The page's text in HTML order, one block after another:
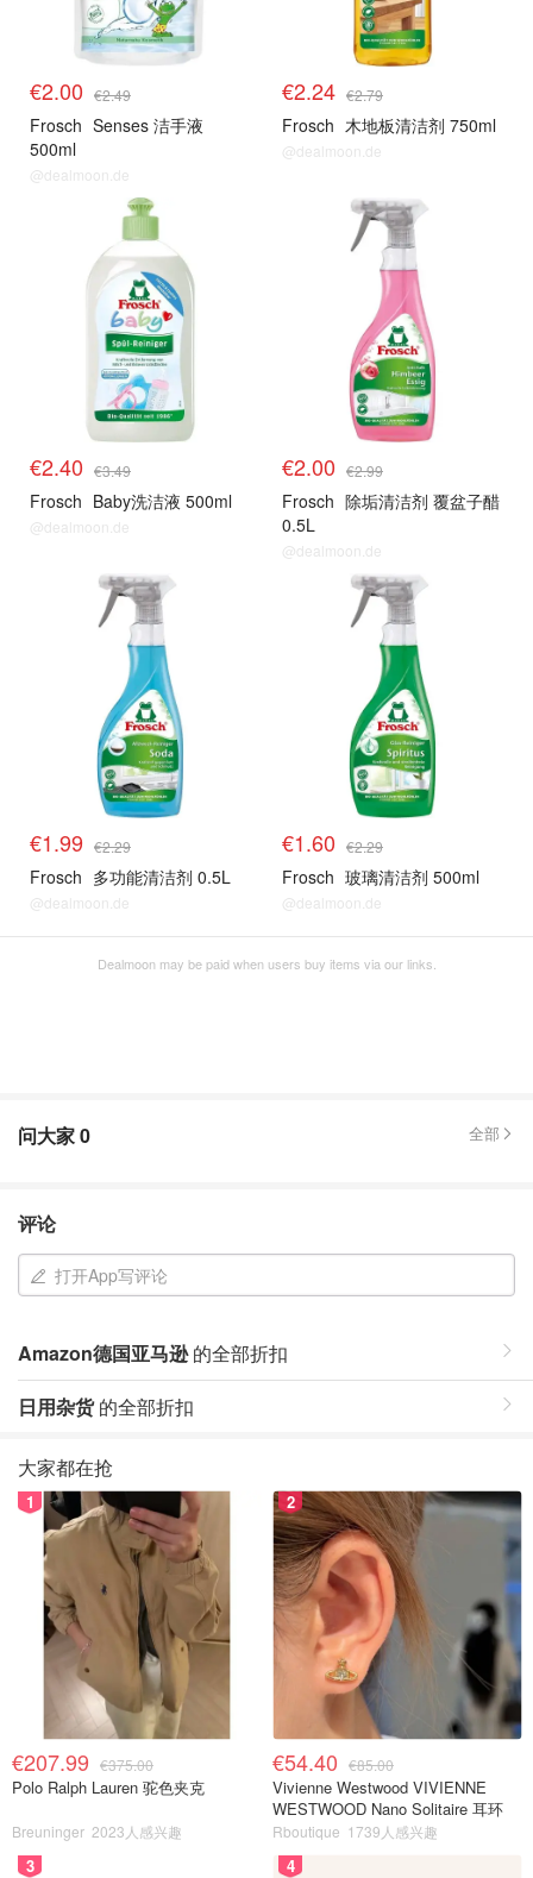
€2.00 €2.49
Frosch Senses 洁手液
500ml
@dealmoon.de
€2.24 €2.79
Frosch 木地板清洁剂 750ml
@dealmoon.de
€2.40 €3.49
Frosch Baby洗洁液 500ml
@dealmoon.de
€2.00 €2.99
Frosch 除垢清洁剂 覆盆子醋
0.5L
@dealmoon.de
€1.99 €2.29
Frosch 多功能清洁剂 0.5L
@dealmoon.de
€1.60 €2.29
Frosch 玻璃清洁剂 500ml
@dealmoon.de
Dealmoon may be paid when users buy items via our links.
问大家0 全部
评论
打开App写评论
Amazon德国亚马逊的全部折扣
日用杂货的全部折扣
大家都在抢
1
€207.99 €375.00
Polo Ralph Lauren 驼色夹克
Breuninger 2023人感兴趣
2
€54.40 €85.00
Vivienne Westwood VIVIENNE
WESTWOOD Nano Solitaire 耳环
Rboutique 1739人感兴趣
3 4